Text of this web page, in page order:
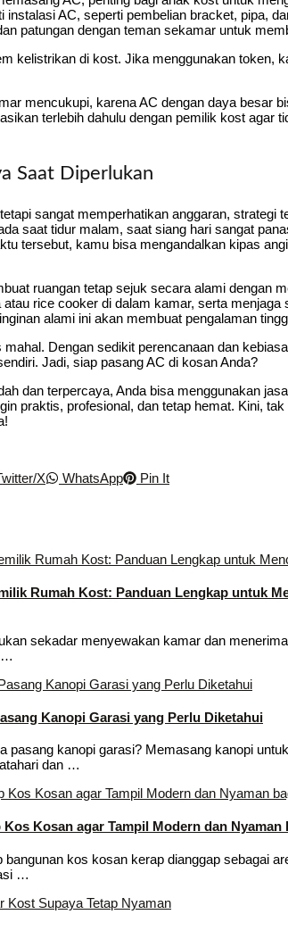
instalasi AC, seperti pembelian bracket, pipa,
patungan dengan teman sekamar untuk
kelistrikan di kost. Jika menggunakan token,
mencukupi, karena AC dengan daya besar
terlebih dahulu dengan pemilik kost agar
Saat Diperlukan
sangat memperhatikan anggaran, strategi
saat tidur malam, saat siang hari sangat
tersebut, kamu bisa mengandalkan kipas
ruangan tetap sejuk secara alami dengan
rice cooker di dalam kamar, serta
alami ini akan membuat pengalaman
Dengan sedikit perencanaan dan
Jadi, siap pasang AC di kosan Anda?
dan terpercaya, Anda bisa menggunakan
praktis, profesional, dan tetap hemat. Kini,
X WhatsApp Pin It
Rumah Kost: Panduan Lengkap untuk
sekadar menyewakan kamar dan
…
Kanopi Garasi yang Perlu Diketahui
pasang kanopi garasi? Memasang kanopi
dan …
Kosan agar Tampil Modern dan Nyaman
bangunan kos kosan kerap dianggap sebagai
…